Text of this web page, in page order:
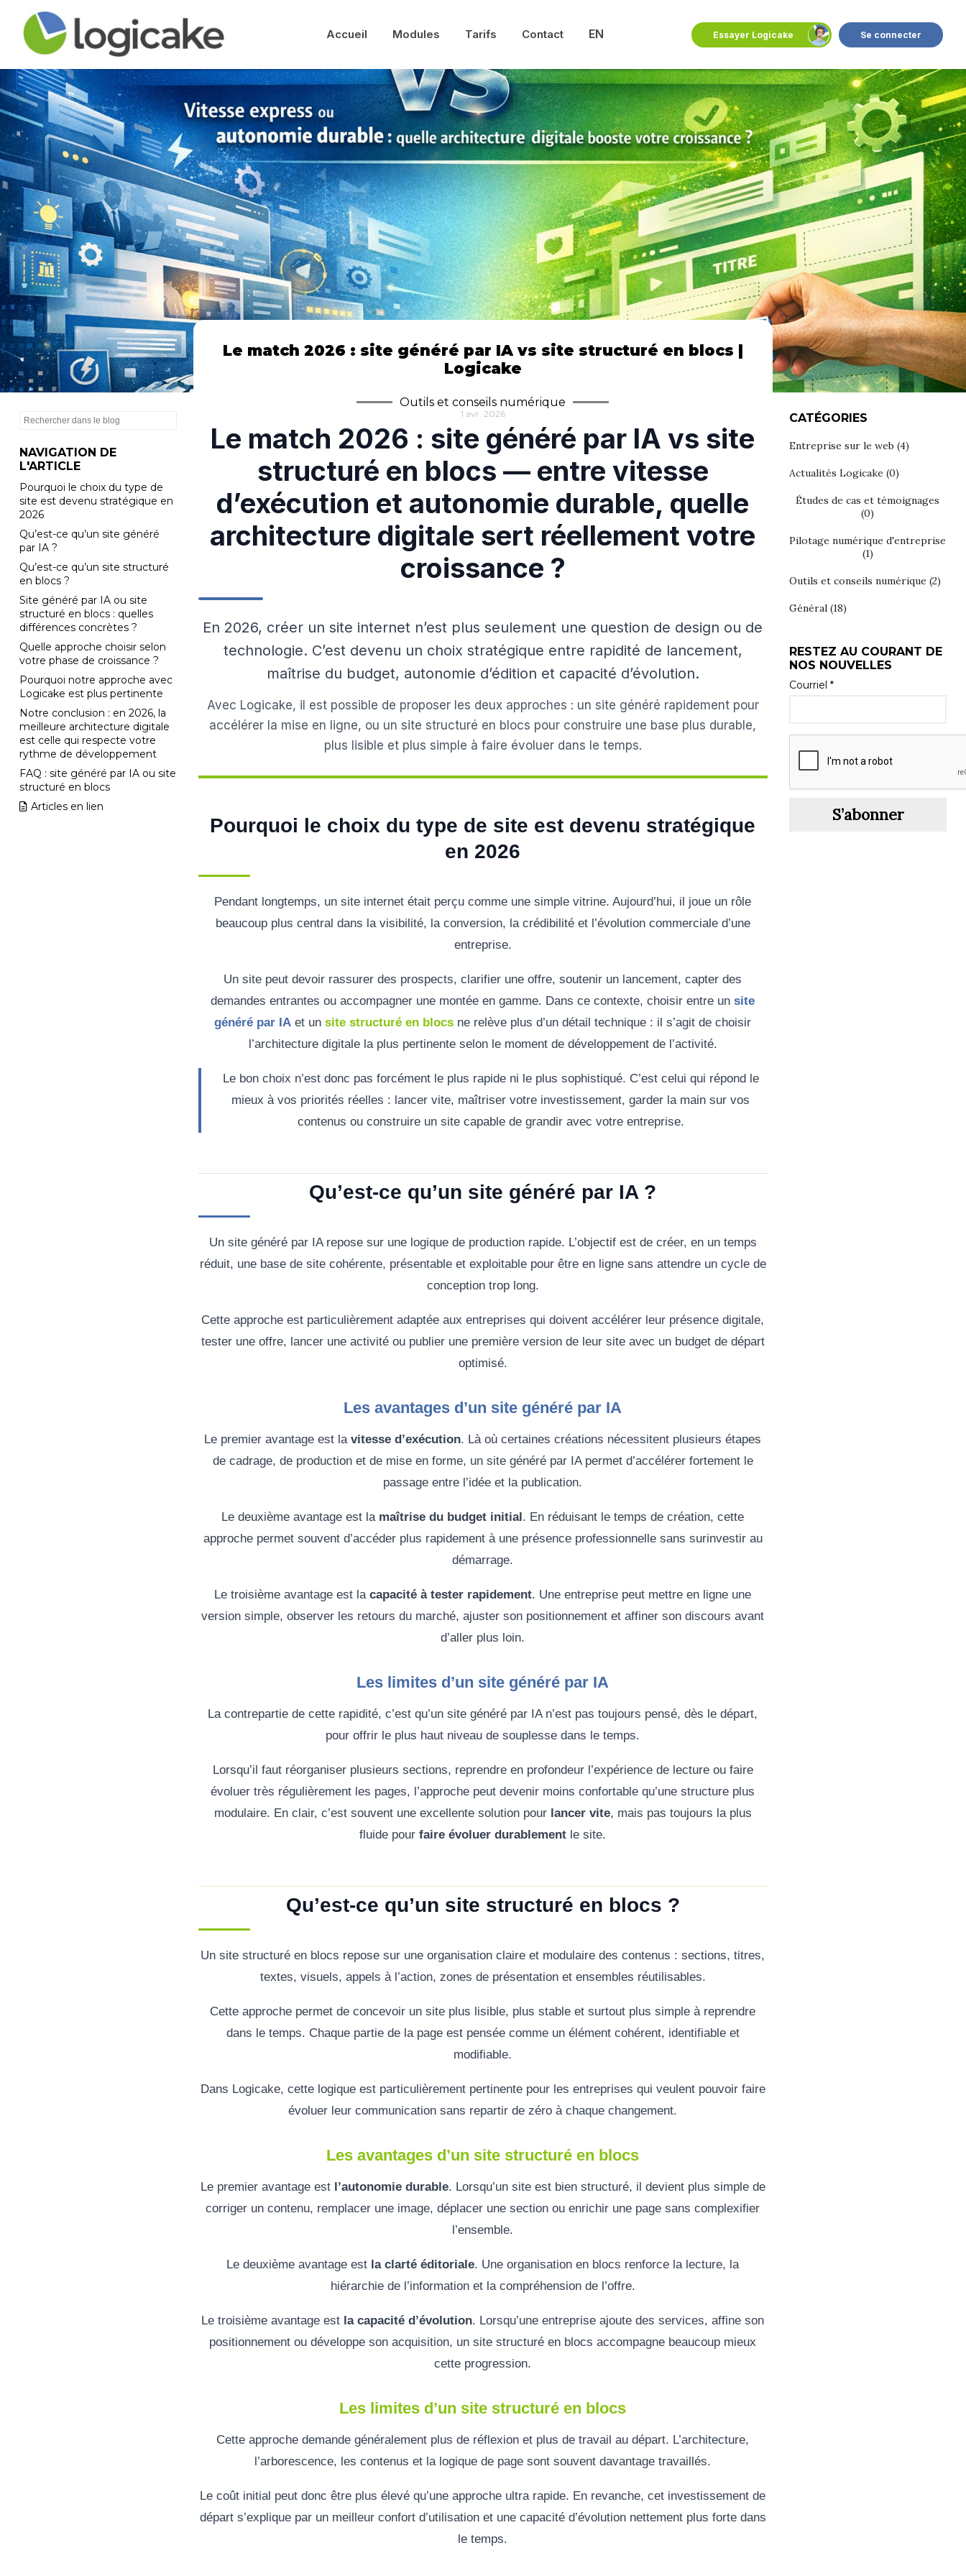
Accueil Modules Tarifs Contact EN Essayer Logicake Se connecter
Le match 2026 : site généré par IA vs site structuré en blocs |
Logicake
NAVIGATION DE
L'ARTICLE
Pourquoi le choix du type de
site est devenu stratégique en
2026
Qu’est-ce qu’un site généré
par IA ?
Qu’est-ce qu’un site structuré
en blocs ?
Site généré par IA ou site
structuré en blocs : quelles
différences concrètes ?
Quelle approche choisir selon
votre phase de croissance ?
Pourquoi notre approche avec
Logicake est plus pertinente
Notre conclusion : en 2026, la
meilleure architecture digitale
est celle qui respecte votre
rythme de développement
FAQ : site généré par IA ou site
structuré en blocs
Articles en lien
Outils et conseils numérique
1 avr. 2026
Le match 2026 : site généré par IA vs site
structuré en blocs — entre vitesse
d’exécution et autonomie durable, quelle
architecture digitale sert réellement votre
croissance ?
En 2026, créer un site internet n’est plus seulement une question de design ou de
technologie. C’est devenu un choix stratégique entre rapidité de lancement,
maîtrise du budget, autonomie d’édition et capacité d’évolution.
Avec Logicake, il est possible de proposer les deux approches : un site généré rapidement pour
accélérer la mise en ligne, ou un site structuré en blocs pour construire une base plus durable,
plus lisible et plus simple à faire évoluer dans le temps.
Pourquoi le choix du type de site est devenu stratégique
en 2026
Pendant longtemps, un site internet était perçu comme une simple vitrine. Aujourd’hui, il joue un rôle
beaucoup plus central dans la visibilité, la conversion, la crédibilité et l’évolution commerciale d’une
entreprise.
Un site peut devoir rassurer des prospects, clarifier une offre, soutenir un lancement, capter des
demandes entrantes ou accompagner une montée en gamme. Dans ce contexte, choisir entre unsite
généré par IA et unsite structuré en blocs ne relève plus d’un détail technique : il s’agit de choisir
l’architecture digitale la plus pertinente selon le moment de développement de l’activité.
Le bon choix n’est donc pas forcément le plus rapide ni le plus sophistiqué. C’est celui qui répond le
mieux à vos priorités réelles : lancer vite, maîtriser votre investissement, garder la main sur vos
contenus ou construire un site capable de grandir avec votre entreprise.
Qu’est-ce qu’un site généré par IA ?
Un site généré par IA repose sur une logique de production rapide. L’objectif est de créer, en un temps
réduit, une base de site cohérente, présentable et exploitable pour être en ligne sans attendre un cycle de
conception trop long.
Cette approche est particulièrement adaptée aux entreprises qui doivent accélérer leur présence digitale,
tester une offre, lancer une activité ou publier une première version de leur site avec un budget de départ
optimisé.
Les avantages d’un site généré par IA
Le premier avantage est lavitesse d’exécution. Là où certaines créations nécessitent plusieurs étapes
de cadrage, de production et de mise en forme, un site généré par IA permet d’accélérer fortement le
passage entre l’idée et la publication.
Le deuxième avantage est la maîtrise du budget initial. En réduisant le temps de création, cette
approche permet souvent d’accéder plus rapidement à une présence professionnelle sans surinvestir au
démarrage.
Le troisième avantage est lacapacité à tester rapidement. Une entreprise peut mettre en ligne une
version simple, observer les retours du marché, ajuster son positionnement et affiner son discours avant
d’aller plus loin.
Les limites d’un site généré par IA
La contrepartie de cette rapidité, c’est qu’un site généré par IA n’est pas toujours pensé, dès le départ,
pour offrir le plus haut niveau de souplesse dans le temps.
Lorsqu’il faut réorganiser plusieurs sections, reprendre en profondeur l’expérience de lecture ou faire
évoluer très régulièrement les pages, l’approche peut devenir moins confortable qu’une structure plus
modulaire. En clair, c’est souvent une excellente solution pour lancer vite, mais pas toujours la plus
fluide pourfaire évoluer durablement le site.
Qu’est-ce qu’un site structuré en blocs ?
Un site structuré en blocs repose sur une organisation claire et modulaire des contenus : sections, titres,
textes, visuels, appels à l’action, zones de présentation et ensembles réutilisables.
Cette approche permet de concevoir un site plus lisible, plus stable et surtout plus simple à reprendre
dans le temps. Chaque partie de la page est pensée comme un élément cohérent, identifiable et
modifiable.
Dans Logicake, cette logique est particulièrement pertinente pour les entreprises qui veulent pouvoir faire
évoluer leur communication sans repartir de zéro à chaque changement.
Les avantages d’un site structuré en blocs
Le premier avantage est l’autonomie durable. Lorsqu’un site est bien structuré, il devient plus simple de
corriger un contenu, remplacer une image, déplacer une section ou enrichir une page sans complexifier
l’ensemble.
Le deuxième avantage est la clarté éditoriale. Une organisation en blocs renforce la lecture, la
hiérarchie de l’information et la compréhension de l’offre.
Le troisième avantage est la capacité d’évolution. Lorsqu’une entreprise ajoute des services, affine son
positionnement ou développe son acquisition, un site structuré en blocs accompagne beaucoup mieux
cette progression.
Les limites d’un site structuré en blocs
Cette approche demande généralement plus de réflexion et plus de travail au départ. L’architecture,
l’arborescence, les contenus et la logique de page sont souvent davantage travaillés.
Le coût initial peut donc être plus élevé qu’une approche ultra rapide. En revanche, cet investissement de
départ s’explique par un meilleur confort d’utilisation et une capacité d’évolution nettement plus forte dans
le temps.
CATÉGORIES
Entreprise sur le web (4)
Actualités Logicake (0)
Études de cas et témoignages
(0)
Pilotage numérique d'entreprise
(1)
Outils et conseils numérique (2)
Général (18)
RESTEZ AU COURANT DE
NOS NOUVELLES
Courriel *
S’abonner